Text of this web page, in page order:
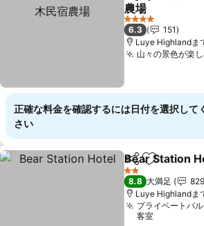
農場
料金を表示
4 ホテルのランク
6.3
151
Luye Highlandま
山々の景色が楽
正確な料金を確認するには日付を選択して
さい
シェアお気に入り
Bear Station
2 ホテルのランク
8.8 大満足
Luye Highlandま
プライベートバ
客室